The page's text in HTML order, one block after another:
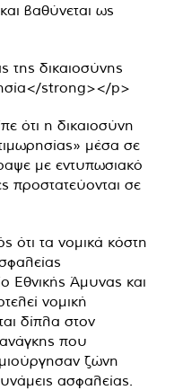
βαθύνεται ως
δικαιοσύνης
strong></p>
ότι η δικαιοσύνη
μέσα σε
με εντυπωσιακό
προστατεύονται σε
ότι τα νομικά κόστη
Εθνικής Άμυνας και
νομική
δίπλα στον
που
ζώνη
ασφαλείας.